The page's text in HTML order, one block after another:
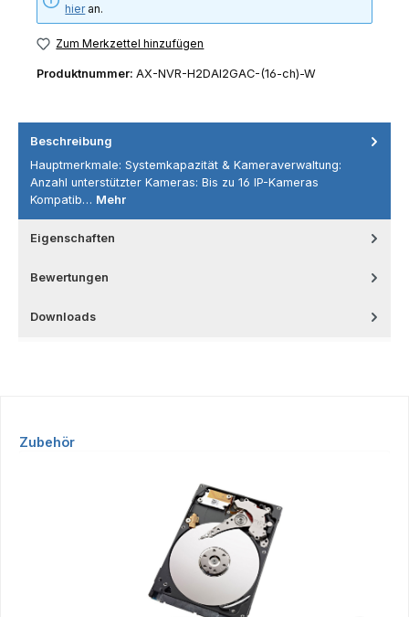
hieran.
Zum Merkzettel hinzufügen
Produktnummer: AX-NVR-H2DAI2GAC-(16-ch)-W
Beschreibung
Hauptmerkmale: Systemkapazität & Kameraverwaltung:
Anzahl unterstützter Kameras: Bis zu 16 IP-Kameras
Kompatib… Mehr
Eigenschaften
Bewertungen
Downloads
Produktgalerie überspringen
Zubehör